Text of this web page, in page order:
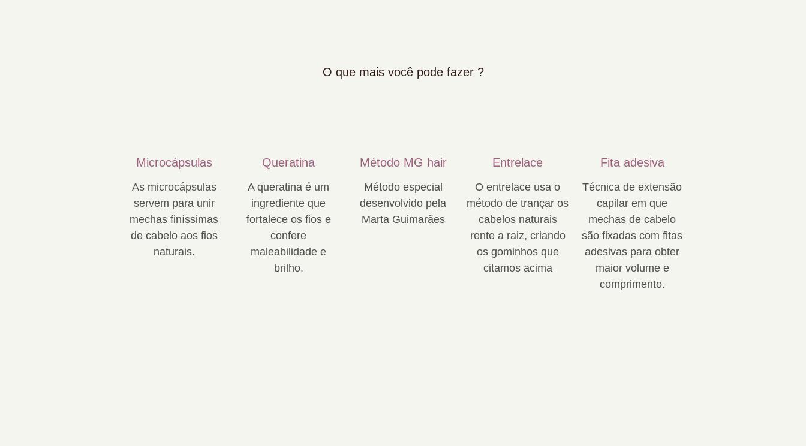
O que mais você pode fazer ?
Microcápsulas
As microcápsulas
servem para unir
mechas finíssimas
de cabelo aos fios
naturais.
Queratina
A queratina é um
ingrediente que
fortalece os fios e
confere
maleabilidade e
brilho.
Método MG hair
Método especial
desenvolvido pela
Marta Guimarães
Entrelace
O entrelace usa o
método de trançar os
cabelos naturais
rente a raiz, criando
os gominhos que
citamos acima
Fita adesiva
Técnica de extensão
capilar em que
mechas de cabelo
são fixadas com fitas
adesivas para obter
maior volume e
comprimento.